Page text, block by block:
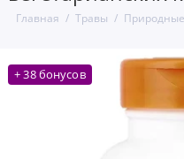
Главная Травы
+ 38 бонусов